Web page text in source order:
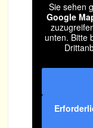
Sie sehen
Google
unten. Bitte